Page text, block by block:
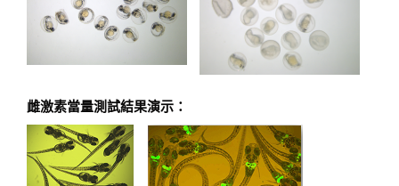
雌激素當量測試結果演示：